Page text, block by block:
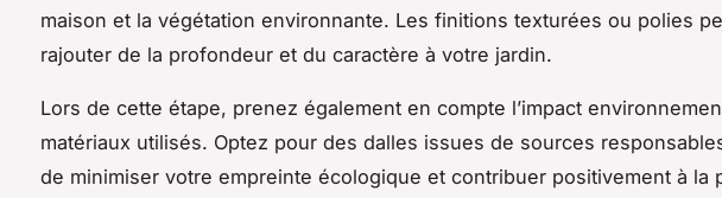
maison et la végétation environnante. Les finitions texturées ou polies
rajouter de la profondeur et du caractère à votre jardin.
Lors de cette étape, prenez également en compte l’impact
matériaux utilisés. Optez pour des dalles issues de sources
de minimiser votre empreinte écologique et contribuer positivement à la